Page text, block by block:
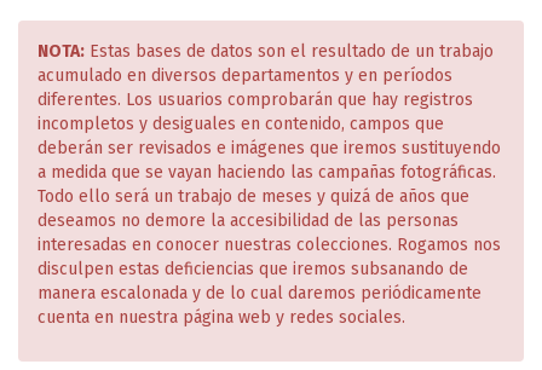
NOTA: Estas bases de datos son el resultado de un trabajo
acumulado en diversos departamentos y en períodos
diferentes. Los usuarios comprobarán que hay registros
incompletos y desiguales en contenido, campos que
deberán ser revisados e imágenes que iremos sustituyendo
a medida que se vayan haciendo las campañas fotográficas.
Todo ello será un trabajo de meses y quizá de años que
deseamos no demore la accesibilidad de las personas
interesadas en conocer nuestras colecciones. Rogamos nos
disculpen estas deficiencias que iremos subsanando de
manera escalonada y de lo cual daremos periódicamente
cuenta en nuestra página web y redes sociales.